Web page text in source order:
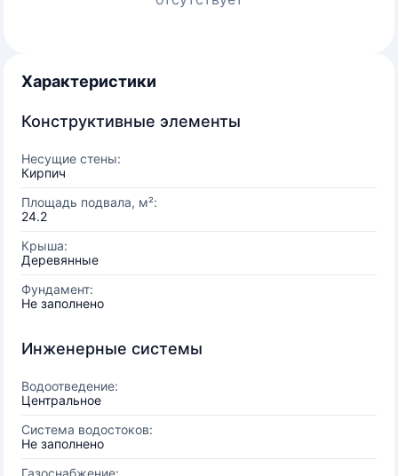
Характеристики
Конструктивные элементы
Несущие стены:
Кирпич
Площадь подвала, м²:
24.2
Крыша:
Деревянные
Фундамент:
Не заполнено
Инженерные системы
Водоотведение:
Центральное
Система водостоков:
Не заполнено
Газоснабжение: